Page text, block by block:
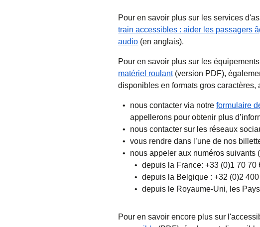
Pour en savoir plus sur les services
train accessibles : aider les passagers
audio( Ouvre un nouvel onglet
(en anglais).
Pour en savoir plus sur les
matériel roulant( Ouvre un nouvel onglet)
( ouvre un PDF
(version PDF),
disponibles en formats gros
nous contacter via notreformulaire
appellerons pour obtenir plus
nous contacter sur les réseaux
vous rendre dans l’une de nos
nous appeler aux numéros suivants
depuis la France: +33 (0)1 70 70
depuis la Belgique : +32 (0)2
depuis le Royaume-Uni, les
Pour en savoir encore plus sur